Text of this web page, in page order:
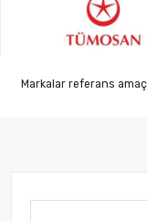
Markalar referans